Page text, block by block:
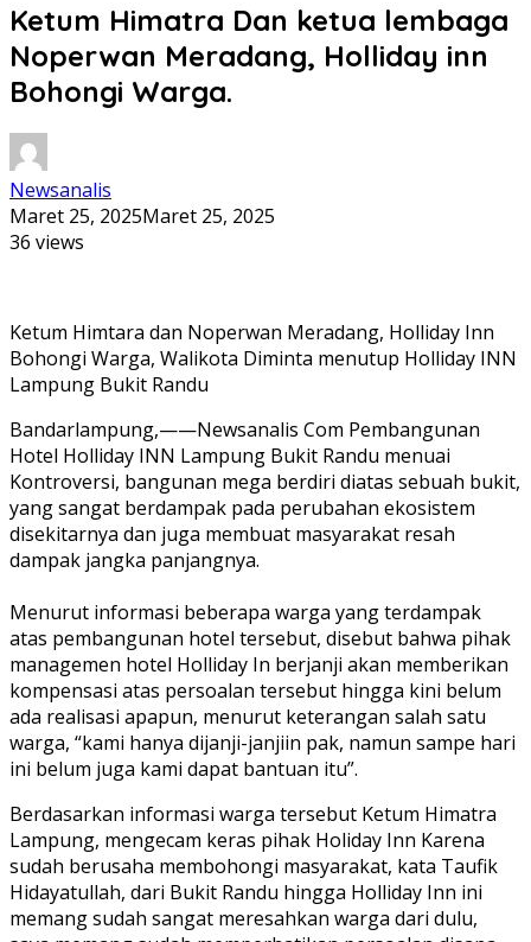
Ketum Himatra Dan ketua lembaga
Noperwan Meradang, Holliday inn
Bohongi Warga.
Newsanalis
Maret 25, 2025Maret 25, 2025
36 views
Ketum Himtara dan Noperwan Meradang, Holliday Inn
Bohongi Warga, Walikota Diminta menutup Holliday INN
Lampung Bukit Randu
Bandarlampung,——Newsanalis Com Pembangunan
Hotel Holliday INN Lampung Bukit Randu menuai
Kontroversi, bangunan mega berdiri diatas sebuah bukit,
yang sangat berdampak pada perubahan ekosistem
disekitarnya dan juga membuat masyarakat resah
dampak jangka panjangnya.
Menurut informasi beberapa warga yang terdampak
atas pembangunan hotel tersebut, disebut bahwa pihak
managemen hotel Holliday In berjanji akan memberikan
kompensasi atas persoalan tersebut hingga kini belum
ada realisasi apapun, menurut keterangan salah satu
warga, “kami hanya dijanji-janjiin pak, namun sampe hari
ini belum juga kami dapat bantuan itu”.
Berdasarkan informasi warga tersebut Ketum Himatra
Lampung, mengecam keras pihak Holiday Inn Karena
sudah berusaha membohongi masyarakat, kata Taufik
Hidayatullah, dari Bukit Randu hingga Holliday Inn ini
memang sudah sangat meresahkan warga dari dulu,